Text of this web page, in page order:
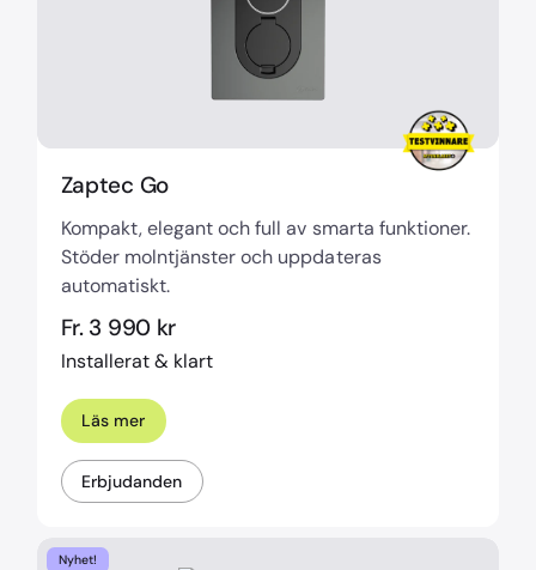
Zaptec Go
Kompakt, elegant och full av smarta funktioner.
Stöder molntjänster och uppdateras
automatiskt.
Fr. 3 990 kr
Installerat & klart
Läs mer
Erbjudanden
Nyhet!